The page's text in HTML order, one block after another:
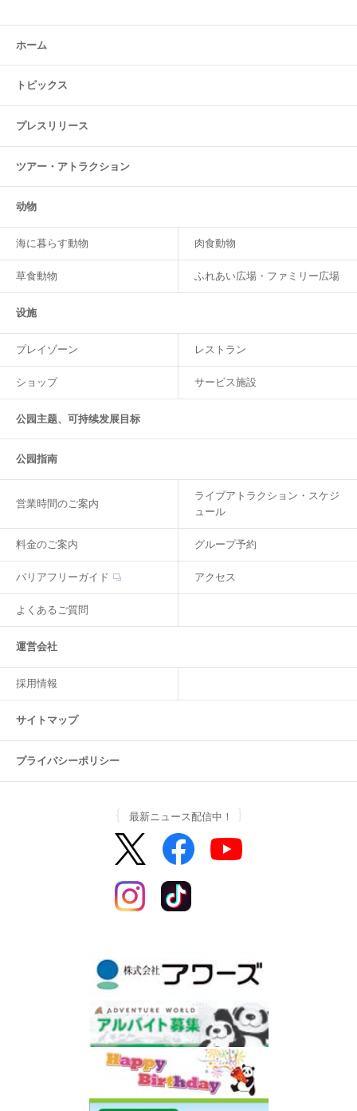
ホーム
トピックス
プレスリリース
ツアー・ アトラクション
动物
海に暮らす動物 肉食動物
草食動物 ふれあい広場・ファミリー広場
设施
プレイゾーン レストラン
ショップ サービス施設
公园主题、可持续发展目标
公园指南
営業時間のご案内
ライブアトラクション・スケジ
ュール
料金のご案内 グループ予約
バリアフリーガイド アクセス
よくあるご質問
運営会社
採用情報
サイトマップ
プライバシーポリシー
最新ニュース配信中！